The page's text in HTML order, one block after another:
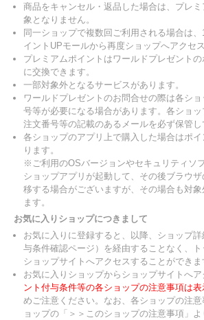
商品をキャンセル・返品した場合は、プレ
象となりません。
同一ショップで複数回ご利用される場合は
イントUPモールから再度ショップへアクセ
プレミアムポイントはワールドプレゼント
に交換できます。
一部対象外となるサービスがあります。
ワールドプレゼントのお問合せの際は各シ
号等が必要になる場合があります。各ショッ
注文番号等の記載のあるメールを必ず保管し
各ショップのアプリ上で購入した場合はポ
ります。
※ご利用のOSバージョンやセキュリティソ
ショップアプリが起動して、その後ブラウ
移する場合がございますが、その場合も対
ます。
お気に入りショップにつきまして
お気に入りに登録すると、以降、ショップ
与条件確認ページ）を経由することなく、
ショップサイトへアクセスすることができま
お気に入りショップからショップサイトへア
ント付与条件等の各ショップの注意事項は
めご注意ください。なお、各ショップの注
ョップの「＞＞このショップの注意事項」よ